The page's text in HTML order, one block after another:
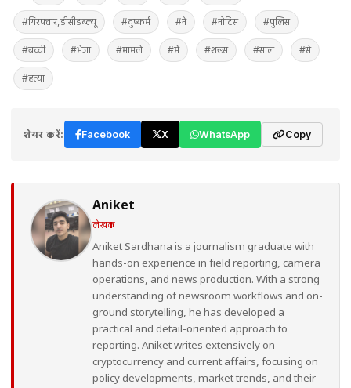
#गिरफ्तार,डीसीडब्ल्यू #दुष्कर्म #ने #नोटिस #पुलिस
#बच्ची #भेजा #मामले #में #शख्स #साल #से
#हत्या
शेयर करें: Facebook X WhatsApp Copy
Aniket
लेखक
Aniket Sardhana is a journalism graduate with
hands-on experience in field reporting, camera
operations, and news production. With a strong
understanding of newsroom workflows and on-
ground storytelling, he has developed a
practical and detail-oriented approach to
reporting. Aniket writes extensively on
cryptocurrency and current affairs, focusing on
policy developments, market trends, and their